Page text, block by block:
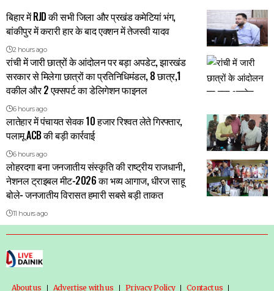
बिहार में RJD की सभी जिला और प्रखंड कमेटियां भंग,
बांकीपुर में करारी हार के बाद एक्शन में तेजस्वी यादव
2 hours ago
रांची में जारी छात्रों के आंदोलन पर बड़ा अपडेट, झारखंड
सरकार से मिलेगा छात्रों का प्रतिनिधिमंडल, 8 छात्र,1
वकील और 2 एक्सपर्ट का डेलिगेशन फाइनल
6 hours ago
लातेहार में पंचायत सेवक 10 हजार रिश्वत लेते गिरफ्तार,
पलामू ACB की बड़ी कार्रवाई
6 hours ago
लोहरदगा बना जनजातीय संस्कृति की राष्ट्रीय राजधानी,
नेशनल ट्राइबल मीट-2026 का भव्य आगाज, धीरज साहू
बोले- जनजातीय विरासत हमारी सबसे बड़ी ताकत
11 hours ago
About us Advertise with us Privacy Policy Contact us